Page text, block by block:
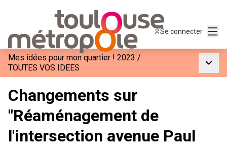
Se connecter
Mes idées pour mon quartier ! 2023 /
TOUTES VOS IDEES
Changements sur
"Réaménagement de
l'intersection avenue Paul